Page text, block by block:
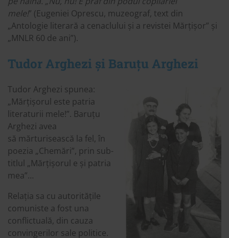
mele!” (Eugeniei Oprescu, muzeograf, text din
„Antologie literară a cenaclului și a revistei Mărțișor” și
„MNLR 60 de ani”).
Tudor Arghezi și Baruțu Arghezi
Tudor Arghezi spunea:
„Mărțișorul este patria
literaturii mele!”. Baruțu
Arghezi avea
să mărturisească la fel, în
poezia „Chemări”, prin sub-
titlul „Mărțișorul e și patria
mea”…
Relația sa cu autoritățile
comuniste a fost una
conflictuală, din cauza
convingerilor sale politice.